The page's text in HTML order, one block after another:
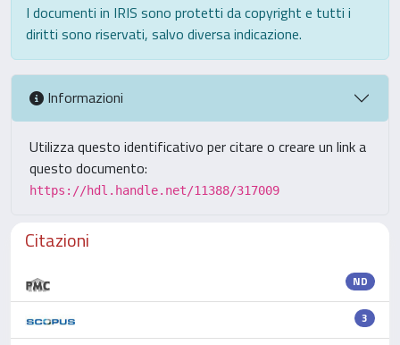
I documenti in IRIS sono protetti da copyright e tutti i
diritti sono riservati, salvo diversa indicazione.
Informazioni
Utilizza questo identificativo per citare o creare un link a
questo documento:
https://hdl.handle.net/11388/317009
Citazioni
ND
3